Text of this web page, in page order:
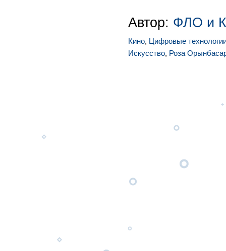
Автор: ФЛО и
Кино, Цифровые
Искусство, Роза